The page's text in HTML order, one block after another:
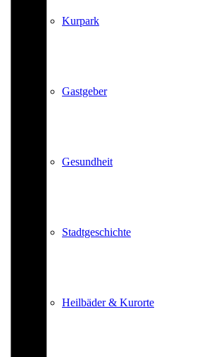
Kurpark
Gastgeber
Gesundheit
Stadtgeschichte
Heilbäder & Kurorte